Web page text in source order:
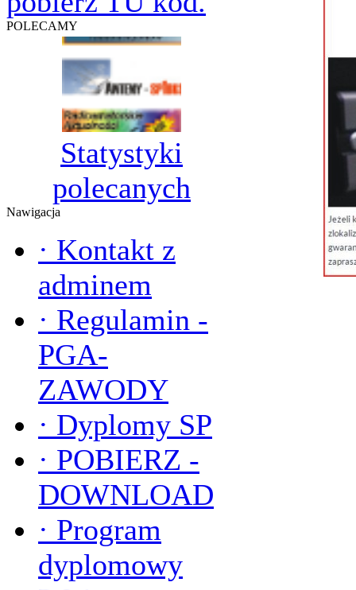
POLECAMY
Statystyki
polecanych
Nawigacja
· Kontakt z
adminem
· Regulamin -
PGA-
ZAWODY
· Dyplomy SP
· POBIERZ -
DOWNLOAD
· Program
dyplomowy